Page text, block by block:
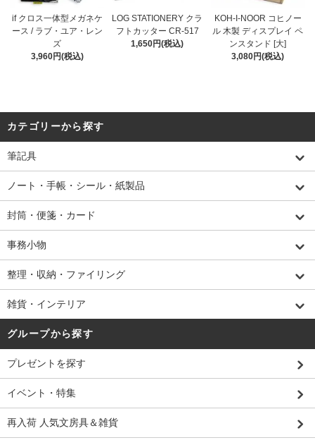
if クロス一体型メガネケ
ース / ラブ・ユア・レン
ズ
3,960円(税込)
LOG STATIONERY クラ
フトカッター CR-517
1,650円(税込)
KOH-I-NOOR コヒノー
ル 木製 ディスプレイ ペ
ンスタンド [大]
3,080円(税込)
カテゴリーから探す
筆記具
ノート・手帳・シール・紙製品
封筒・便箋・カード
事務小物
整理・収納・ファイリング
雑貨・インテリア
グループから探す
プレゼントを探す
イベント・特集
再入荷 人気文房具＆雑貨